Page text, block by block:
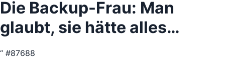
Die Backup-Frau: Man
glaubt, sie hätte alles…
“ #87688